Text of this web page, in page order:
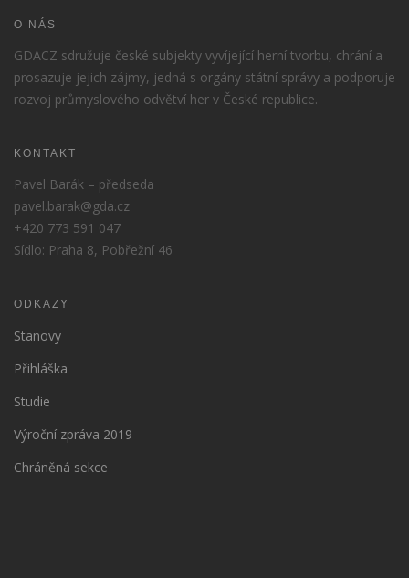
O NÁS
GDACZ sdružuje české subjekty vyvíjející herní tvorbu, chrání a
prosazuje jejich zájmy, jedná s orgány státní správy a podporuje
rozvoj průmyslového odvětví her v České republice.
KONTAKT
Pavel Barák – předseda
pavel.barak@gda.cz
+420 773 591 047
Sídlo: Praha 8, Pobřežní 46
ODKAZY
Stanovy
Přihláška
Studie
Výroční zpráva 2019
Chráněná sekce